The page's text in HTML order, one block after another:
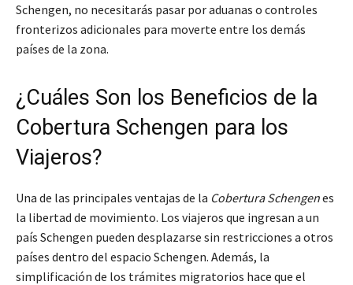
Schengen, no necesitarás pasar por aduanas o controles
fronterizos adicionales para moverte entre los demás
países de la zona.
¿Cuáles Son los Beneficios de la
Cobertura Schengen para los
Viajeros?
Una de las principales ventajas de la Cobertura Schengenes
la libertad de movimiento. Los viajeros que ingresan a un
país Schengen pueden desplazarse sin restricciones a otros
países dentro del espacio Schengen. Además, la
simplificación de los trámites migratorios hace que el